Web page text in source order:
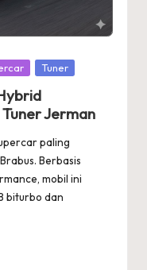
Tuner
Jerman
paling
Berbasis
mobil ini
biturbo dan